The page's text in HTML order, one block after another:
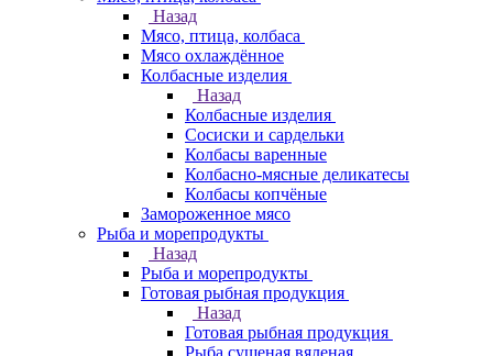
Назад
Мясо, птица, колбаса
Мясо охлаждённое
Колбасные изделия
Назад
Колбасные изделия
Сосиски и сардельки
Колбасы варенные
Колбасно-мясные деликатесы
Колбасы копчёные
Замороженное мясо
Рыба и морепродукты
Назад
Рыба и морепродукты
Готовая рыбная продукция
Назад
Готовая рыбная продукция
Рыба сушеная,вяленая